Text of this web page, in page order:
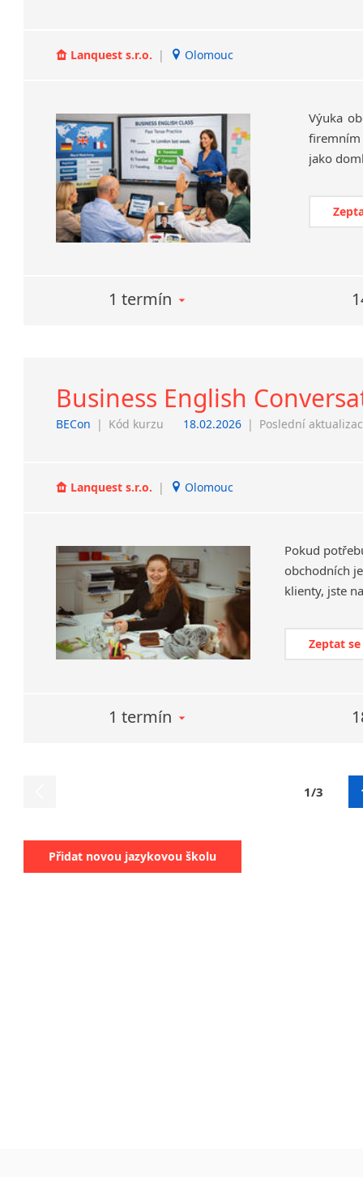
Lanquest s.r.o. | Olomouc
Výuka
firemním
1 termín
Business English
BECon | Kód kurzu 18.02.2026 | Poslední
Lanquest s.r.o. | Olomouc
Pokud
obchodních
klienty, jste
Zeptat
1 termín
1/3
Přidat novou jazykovou školu